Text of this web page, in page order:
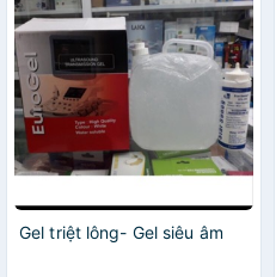
Gel triệt lông- Gel siêu âm